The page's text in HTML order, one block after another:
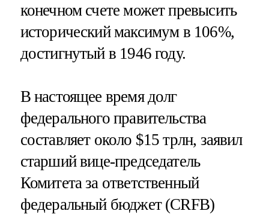
конечном счете может превысить
исторический максимум в 106%,
достигнутый в 1946 году.
В настоящее время долг
федерального правительства
составляет около $15 трлн, заявил
старший вице-председатель
Комитета за ответственный
федеральный бюджет (CRFB)